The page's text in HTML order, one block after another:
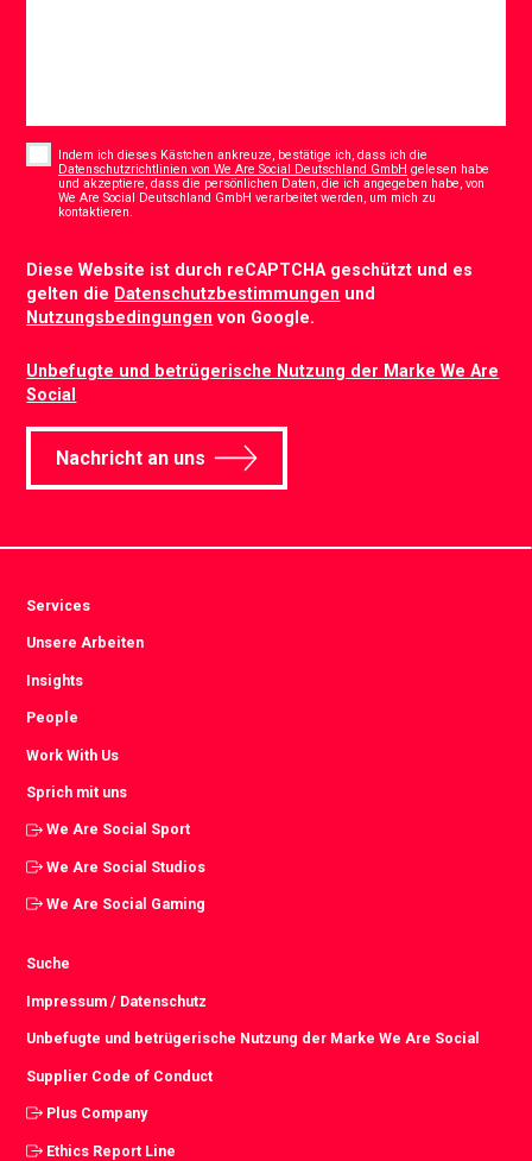
Indem ich dieses Kästchen ankreuze, bestätige ich, dass ich die
Datenschutzrichtlinien von We Are Social Deutschland GmbH gelesen habe
und akzeptiere, dass die persönlichen Daten, die ich angegeben habe, von
We Are Social Deutschland GmbH verarbeitet werden, um mich zu
kontaktieren.
Diese Website ist durch reCAPTCHA geschützt und es
gelten die Datenschutzbestimmungen und
Nutzungsbedingungen von Google.
Unbefugte und betrügerische Nutzung der Marke We Are
Social
Nachricht an uns
Services
Unsere Arbeiten
Insights
People
Work With Us
Sprich mit uns
We Are Social Sport
We Are Social Studios
We Are Social Gaming
Suche
Impressum / Datenschutz
Unbefugte und betrügerische Nutzung der Marke We Are Social
Supplier Code of Conduct
Plus Company
Ethics Report Line